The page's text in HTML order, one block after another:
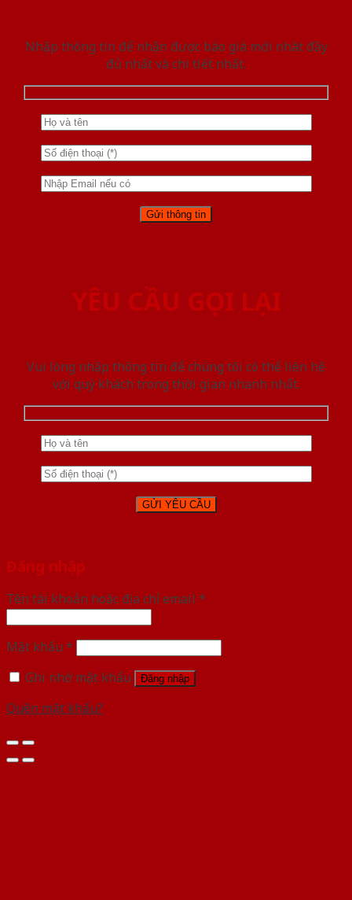
Nhập thông tin để nhận được báo giá mới nhât đầy
đủ nhất và chi tiết nhất.
YÊU CẦU GỌI LẠI
Vui lòng nhập thông tin để chúng tôi có thể liên hệ
với quý khách trong thời gian nhanh nhất.
Đăng nhập
Tên tài khoản hoặc địa chỉ email *
Mật khẩu *
Ghi nhớ mật khẩu
Đăng nhập
Quên mật khẩu?